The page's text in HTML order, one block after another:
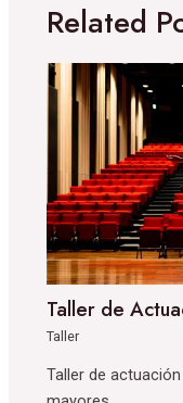
Related
Taller de
Taller
Taller de